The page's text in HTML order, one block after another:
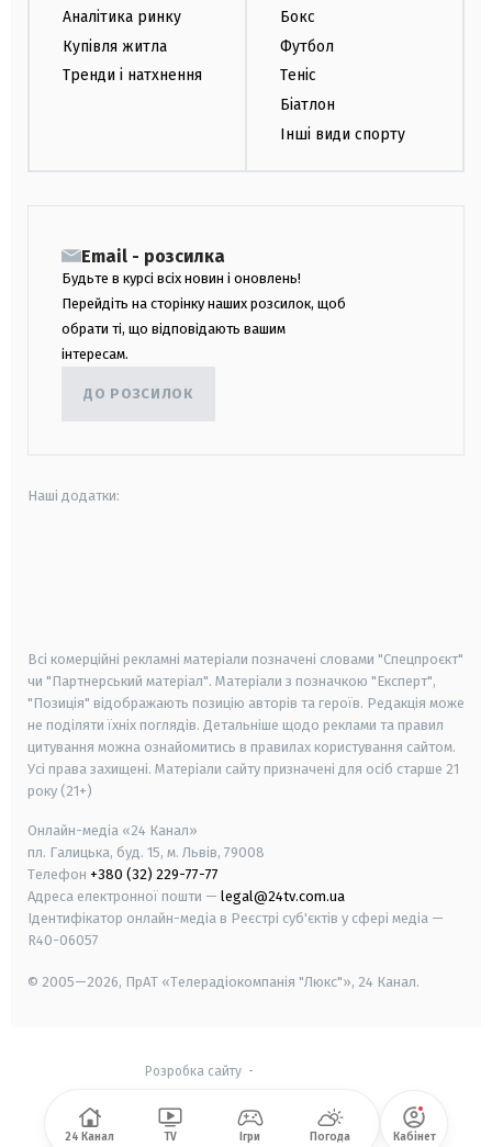
Аналітика ринку
Купівля житла
Тренди і натхнення
Бокс
Футбол
Теніс
Біатлон
Інші види спорту
Email - розсилка
Будьте в курсі всіх новин і оновлень!
Перейдіть на сторінку наших розсилок, щоб
обрати ті, що відповідають вашим
інтересам.
ДО РОЗСИЛОК
Наші додатки:
Всі комерційні рекламні матеріали позначені словами "Спецпроєкт"
чи "Партнерський матеріал". Матеріали з позначкою "Експерт",
"Позиція" відображають позицію авторів та героїв. Редакція може
не поділяти їхніх поглядів. Детальніше щодо реклами та правил
цитування можна ознайомитись в правилах користування сайтом.
Усі права захищені. Матеріали сайту призначені для осіб старше 21
року (21+)
Онлайн-медіа «24 Канал»
пл. Галицька, буд. 15, м. Львів, 79008
Телефон +380 (32) 229-77-77
Адреса електронної пошти — legal@24tv.com.ua
Ідентифікатор онлайн-медіа в Реєстрі суб'єктів у сфері медіа —
R40-06057
© 2005—2026, ПрАТ «Телерадіокомпанія "Люкс"», 24 Канал.
Розробка сайту-
24 Канал TV Ігри Погода Кабінет